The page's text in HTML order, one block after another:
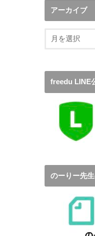
アーカイブ
freedu LINE
のーりー先